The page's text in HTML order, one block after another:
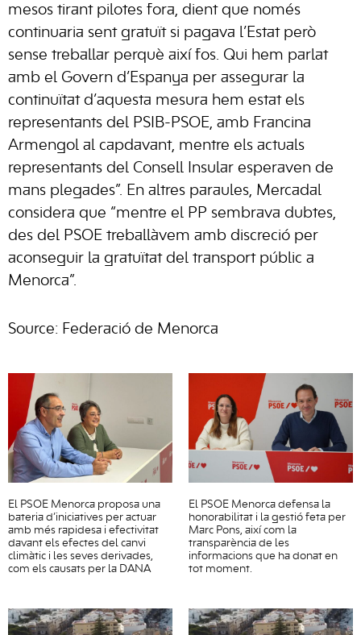
mesos tirant pilotes fora, dient que només
continuaria sent gratuït si pagava l’Estat però
sense treballar perquè així fos. Qui hem parlat
amb el Govern d’Espanya per assegurar la
continuïtat d’aquesta mesura hem estat els
representants del PSIB-PSOE, amb Francina
Armengol al capdavant, mentre els actuals
representants del Consell Insular esperaven de
mans plegades”. En altres paraules, Mercadal
considera que “mentre el PP sembrava dubtes,
des del PSOE treballàvem amb discreció per
aconseguir la gratuïtat del transport públic a
Menorca”.
Source: Federació de Menorca
El PSOE Menorca proposa una
bateria d’iniciatives per actuar
amb més rapidesa i efectivitat
davant els efectes del canvi
climàtic i les seves derivades,
com els causats per la DANA
El PSOE Menorca defensa la
honorabilitat i la gestió feta per
Marc Pons, així com la
transparència de les
informacions que ha donat en
tot moment.